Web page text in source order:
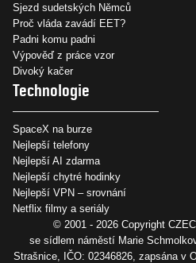
Sjezd sudetských Němců
Proč vláda zavádí EET?
Padni komu padni
Výpověď z práce vzor
Divoký kačer
Technologie
SpaceX na burze
Nejlepší telefony
Nejlepší AI zdarma
Nejlepší chytré hodinky
Nejlepší VPN – srovnání
Netflix filmy a seriály
© 2001 - 2026 Copyright
se sídlem náměstí Marie
Strašnice, IČO: 02346826, zapsána v